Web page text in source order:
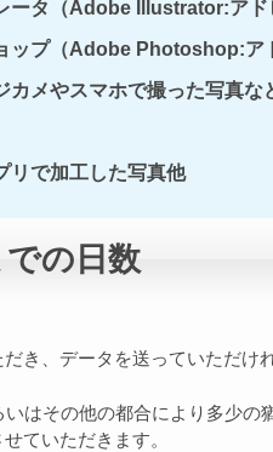
ータ（Adobe Illustrator:アド
ップ（Adobe Photoshop:ア
カメやスマホで撮った写真な
リで加工した写真他
の日数
き、データを送っていただけれ
はその他の都合により多少の
ていただきます。